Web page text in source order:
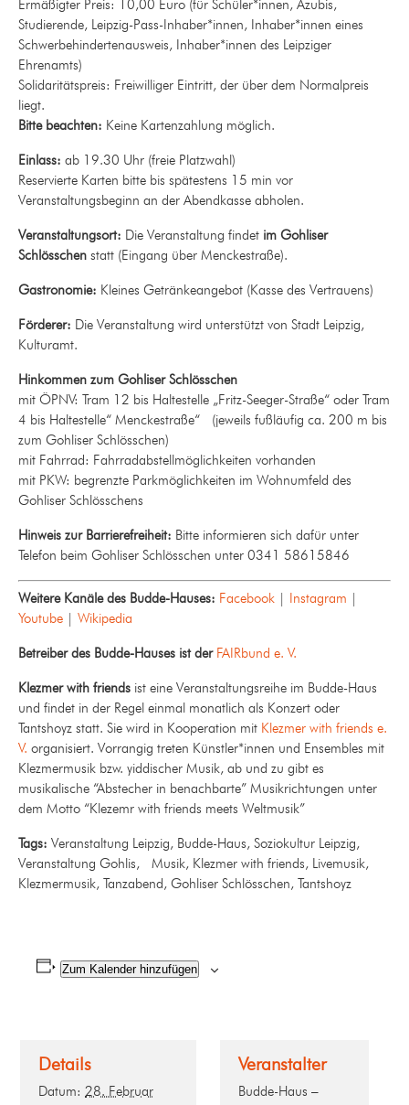
Ermäßigter Preis: 10,00 Euro (für Schüler*innen, Azubis,
Studierende, Leipzig-Pass-Inhaber*innen, Inhaber*innen eines
Schwerbehindertenausweis, Inhaber*innen des Leipziger
Ehrenamts)
Solidaritätspreis: Freiwilliger Eintritt, der über dem Normalpreis
liegt.
Bitte beachten: Keine Kartenzahlung möglich.
Einlass: ab 19.30 Uhr (freie Platzwahl)
Reservierte Karten bitte bis spätestens 15 min vor
Veranstaltungsbeginn an der Abendkasse abholen.
Veranstaltungsort: Die Veranstaltung findet im Gohliser
Schlösschen statt (Eingang über Menckestraße).
Gastronomie: Kleines Getränkeangebot (Kasse des Vertrauens)
Förderer: Die Veranstaltung wird unterstützt von Stadt Leipzig,
Kulturamt.
Hinkommen zum Gohliser Schlösschen
mit ÖPNV: Tram 12 bis Haltestelle „Fritz-Seeger-Straße“ oder Tram
4 bis Haltestelle“ Menckestraße“ (jeweils fußläufig ca. 200 m bis
zum Gohliser Schlösschen)
mit Fahrrad: Fahrradabstellmöglichkeiten vorhanden
mit PKW: begrenzte Parkmöglichkeiten im Wohnumfeld des
Gohliser Schlösschens
Hinweis zur Barrierefreiheit: Bitte informieren sich dafür unter
Telefon beim Gohliser Schlösschen unter 0341 58615846
Weitere Kanäle des Budde-Hauses: Facebook | Instagram |
Youtube | Wikipedia
Betreiber des Budde-Hauses ist der FAIRbund e. V.
Klezmer with friends ist eine Veranstaltungsreihe im Budde-Haus
und findet in der Regel einmal monatlich als Konzert oder
Tantshoyz statt. Sie wird in Kooperation mit Klezmer with friends e.
V. organisiert. Vorrangig treten Künstler*innen und Ensembles mit
Klezmermusik bzw. yiddischer Musik, ab und zu gibt es
musikalische “Abstecher in benachbarte” Musikrichtungen unter
dem Motto “Klezemr with friends meets Weltmusik”
Tags: Veranstaltung Leipzig, Budde-Haus, Soziokultur Leipzig,
Veranstaltung Gohlis, Musik, Klezmer with friends, Livemusik,
Klezmermusik, Tanzabend, Gohliser Schlösschen, Tantshoyz
Zum Kalender hinzufügen
Details
Datum: 28. Februar
Veranstalter
Budde-Haus –